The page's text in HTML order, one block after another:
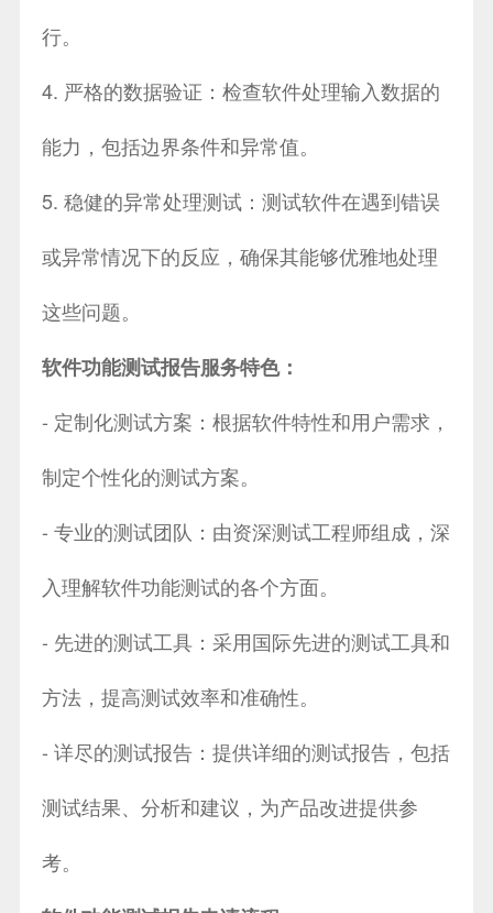
行。
4. 严格的数据验证：检查软件处理输入数据的
能力，包括边界条件和异常值。
5. 稳健的异常处理测试：测试软件在遇到错误
或异常情况下的反应，确保其能够优雅地处理
这些问题。
软件功能测试报告服务特色：
- 定制化测试方案：根据软件特性和用户需求，
制定个性化的测试方案。
- 专业的测试团队：由资深测试工程师组成，深
入理解软件功能测试的各个方面。
- 先进的测试工具：采用国际先进的测试工具和
方法，提高测试效率和准确性。
- 详尽的测试报告：提供详细的测试报告，包括
测试结果、分析和建议，为产品改进提供参
考。